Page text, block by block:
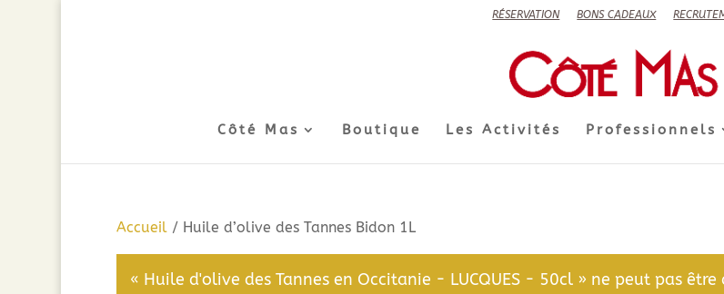
RÉSERVATION BONS CADEAUX
Côté Mas Boutique Les Activités Professionnels
Accueil/ Huile d’olive des Tannes Bidon 1L
« Huile d'olive des Tannes en Occitanie - LUCQUES - 50cl » ne peut pas être